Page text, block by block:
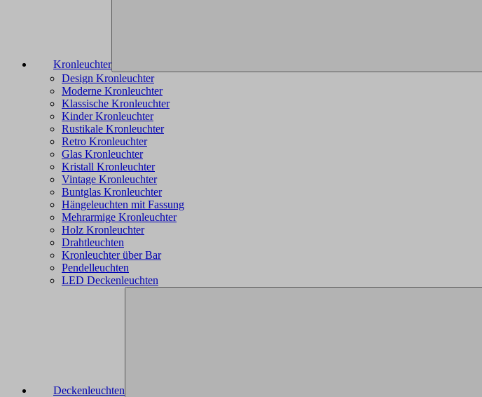
Kronleuchter
Design Kronleuchter
Moderne Kronleuchter
Klassische Kronleuchter
Kinder Kronleuchter
Rustikale Kronleuchter
Retro Kronleuchter
Glas Kronleuchter
Kristall Kronleuchter
Vintage Kronleuchter
Buntglas Kronleuchter
Hängeleuchten mit Fassung
Mehrarmige Kronleuchter
Holz Kronleuchter
Drahtleuchten
Kronleuchter über Bar
Pendelleuchten
LED Deckenleuchten
Deckenleuchten